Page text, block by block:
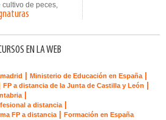
de peces,
EN LA WEB
Ministerio de Educación en España
FP a distancia de la Junta de Castilla y León
a distancia
FP a distancia Formación en España